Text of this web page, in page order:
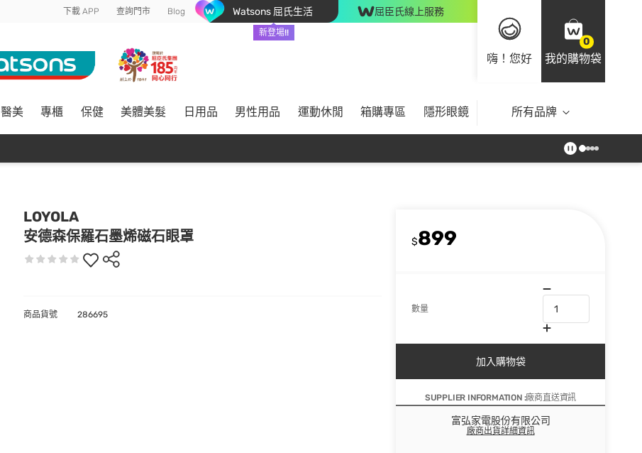
下載 APP 查詢門市 Blog Watsons 屈氏生活
新登場!!
屈臣氏線上服務
嗨！您好
0
我的購物袋
醫美 專櫃 保健 美體美髮 日用品 男性用品 運動休閒 箱購專區 隱形眼鏡 所有品牌
LOYOLA
安德森保羅石墨烯磁石眼罩
$899
數量
加入購物袋
SUPPLIER INFORMATION :廠商直送資訊
富弘家電股份有限公司
廠商出貨詳細資訊
商品貨號 286695